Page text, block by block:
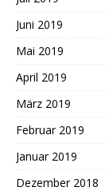
Juni 2019
Mai 2019
April 2019
März 2019
Februar 2019
Januar 2019
Dezember 2018